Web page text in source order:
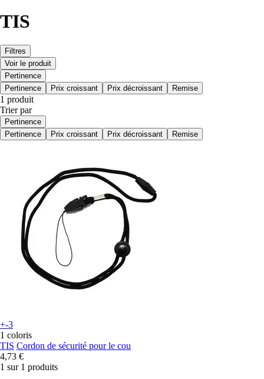
TIS
Filtres
Voir le produit
Pertinence
Pertinence
Prix croissant Prix décroissant Remise
1 produit
Trier par
Pertinence
Pertinence
Prix croissant Prix décroissant Remise
+-3
1 coloris
TIS Cordon de sécurité pour le cou
4,73 €
1 sur 1 produits